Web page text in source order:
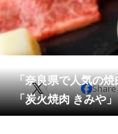
住まい
会員記事
メディア
「奈良県で人気の
「炭火焼肉 きみや
X Share